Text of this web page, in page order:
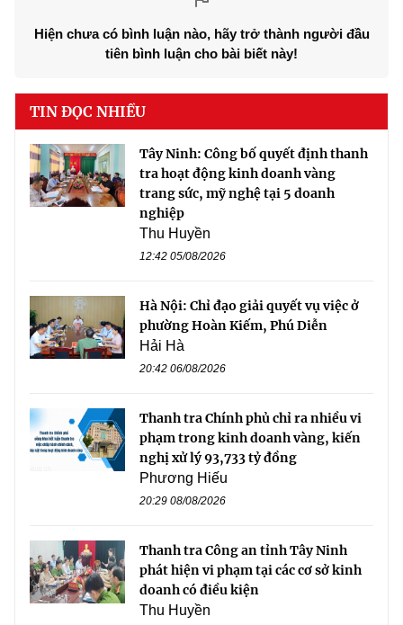
Hiện chưa có bình luận nào, hãy trở thành người đầu
tiên bình luận cho bài biết này!
TIN ĐỌC NHIỀU
Tây Ninh: Công bố quyết định thanh
tra hoạt động kinh doanh vàng
trang sức, mỹ nghệ tại 5 doanh
nghiệp
Thu Huyền
12:42 05/08/2026
Hà Nội: Chỉ đạo giải quyết vụ việc ở
phường Hoàn Kiếm, Phú Diễn
Hải Hà
20:42 06/08/2026
Thanh tra Chính phủ chỉ ra nhiều vi
phạm trong kinh doanh vàng, kiến
nghị xử lý 93,733 tỷ đồng
Phương Hiếu
20:29 08/08/2026
Thanh tra Công an tỉnh Tây Ninh
phát hiện vi phạm tại các cơ sở kinh
doanh có điều kiện
Thu Huyền